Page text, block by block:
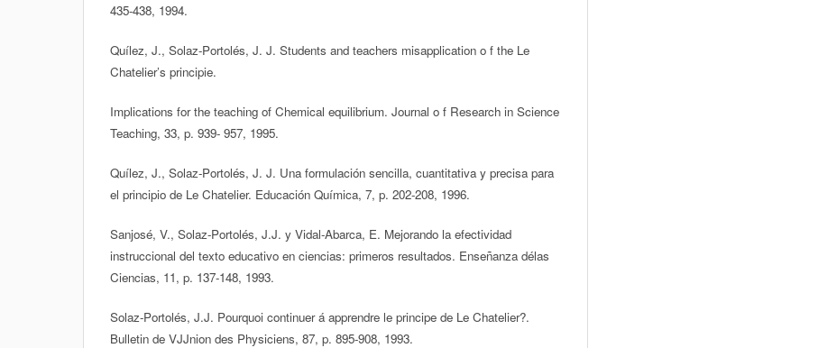
435-438, 1994.
Quílez, J., Solaz-Portolés, J. J. Students and teachers misapplication o f the Le
Chatelier’s principie.
Implications for the teaching of Chemical equilibrium. Journal o f Research in Science
Teaching, 33, p. 939- 957, 1995.
Quílez, J., Solaz-Portolés, J. J. Una formulación sencilla, cuantitativa y precisa para
el principio de Le Chatelier. Educación Química, 7, p. 202-208, 1996.
Sanjosé, V., Solaz-Portolés, J.J. y Vidal-Abarca, E. Mejorando la efectividad
instruccional del texto educativo en ciencias: primeros resultados. Enseñanza délas
Ciencias, 11, p. 137-148, 1993.
Solaz-Portolés, J.J. Pourquoi continuer á apprendre le principe de Le Chatelier?.
Bulletin de VJJnion des Physiciens, 87, p. 895-908, 1993.